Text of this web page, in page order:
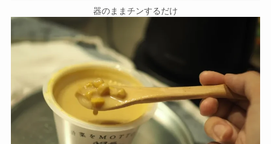
器のままチンするだけ